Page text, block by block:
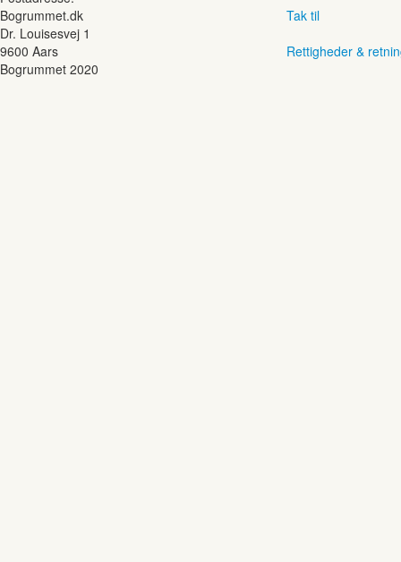
Bogrummet.dk
Dr. Louisesvej 1
9600 Aars
Tak til
Rettigheder &
Bogrummet 2020